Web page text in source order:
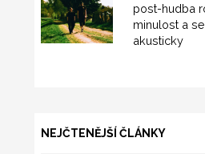
post-hudba
minulost a
akusticky
NEJČTENĚJŠÍ ČLÁNKY